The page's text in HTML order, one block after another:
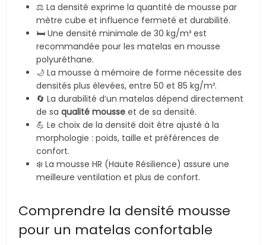
⚖️ La densité exprime la quantité de mousse par
mètre cube et influence fermeté et durabilité.
🛏️ Une densité minimale de 30 kg/m³ est
recommandée pour les matelas en mousse
polyuréthane.
🌙 La mousse à mémoire de forme nécessite des
densités plus élevées, entre 50 et 85 kg/m³.
🔄 La durabilité d’un matelas dépend directement
de saqualité mousse et de sa densité.
💪 Le choix de la densité doit être ajusté à la
morphologie : poids, taille et préférences de
confort.
❄️ La mousse HR (Haute Résilience) assure une
meilleure ventilation et plus de confort.
Comprendre la densité mousse
pour un matelas confortable